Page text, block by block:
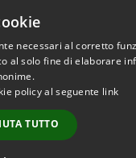
necessari al corretto
al solo fine di elaborare
policy al seguente link
TUTTO